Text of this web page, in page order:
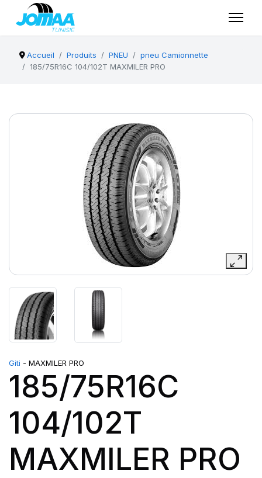
Accueil Produits PNEU
pneu Camionnette
185/75R16C 104/102T MAXMILER PRO
Giti - MAXMILER PRO
185/75R16C
104/102T
MAXMILER PRO